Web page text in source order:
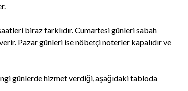
biraz farklıdır. Cumartesi günleri sabah
Pazar günleri ise nöbetçi noterler kapalıdır ve
günlerde hizmet verdiği, aşağıdaki tabloda